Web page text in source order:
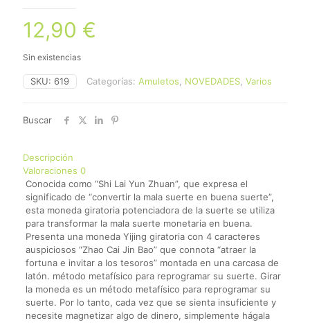
12,90 €
Sin existencias
SKU: 619 Categorías: Amuletos NOVEDADES Varios
Buscar
Descripción
Valoraciones 0
Conocida como “Shi Lai Yun Zhuan”, que expresa el
significado de “convertir la mala suerte en buena suerte”,
esta moneda giratoria potenciadora de la suerte se utiliza
para transformar la mala suerte monetaria en buena.
Presenta una moneda Yijing giratoria con 4 caracteres
auspiciosos “Zhao Cai Jin Bao” que connota “atraer la
fortuna e invitar a los tesoros” montada en una carcasa de
latón. método metafísico para reprogramar su suerte. Girar
la moneda es un método metafísico para reprogramar su
suerte. Por lo tanto, cada vez que se sienta insuficiente y
necesite magnetizar algo de dinero, simplemente hágala